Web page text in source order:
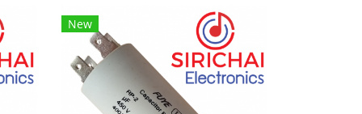
New